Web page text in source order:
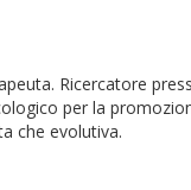
Ricercatore
per la
che evolutiva.